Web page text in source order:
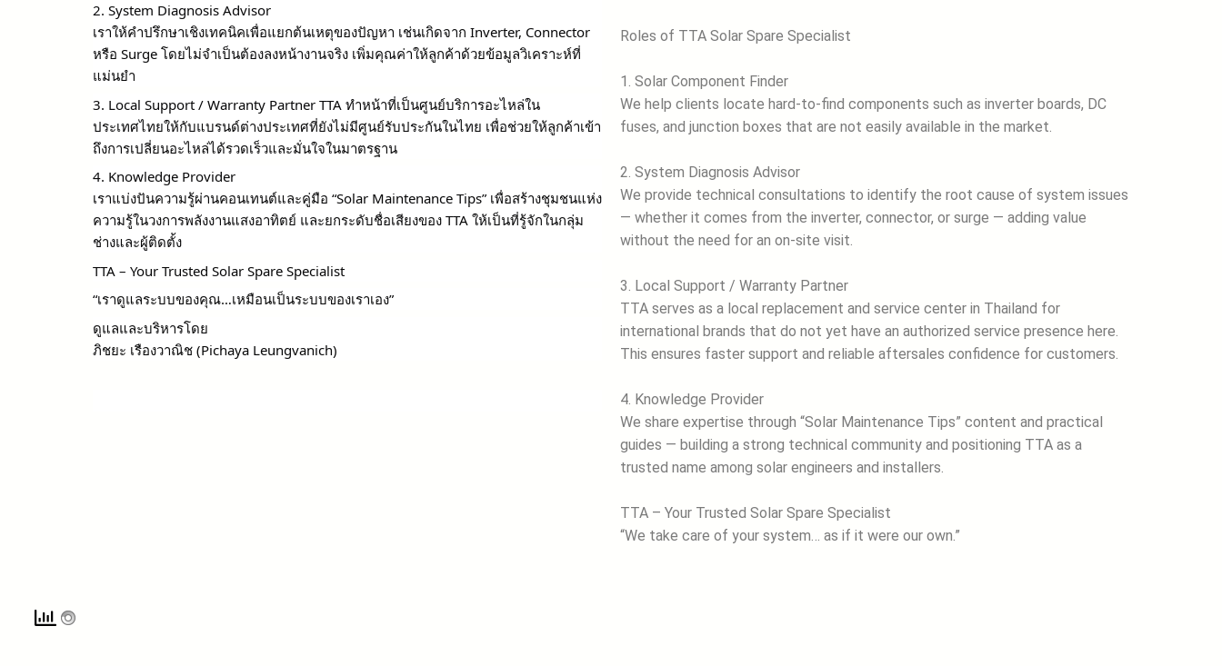
2. System Diagnosis Advisor
เราให้คำปรึกษาเชิงเทคนิคเพื่อแยกต้นเหตุของปัญหา เช่นเกิดจาก Inverter, Connector
หรือ Surge โดยไม่จำเป็นต้องลงหน้างานจริง เพิ่มคุณค่าให้ลูกค้าด้วยข้อมูลวิเคราะห์ที่
แม่นยำ
3. Local Support / Warranty Partner TTA ทำหน้าที่เป็นศูนย์บริการอะไหล่ใน
ประเทศไทยให้กับแบรนด์ต่างประเทศที่ยังไม่มีศูนย์รับประกันในไทย เพื่อช่วยให้ลูกค้าเข้า
ถึงการเปลี่ยนอะไหล่ได้รวดเร็วและมั่นใจในมาตรฐาน
4. Knowledge Provider
เราแบ่งปันความรู้ผ่านคอนเทนต์และคู่มือ “Solar Maintenance Tips” เพื่อสร้างชุมชนแห่ง
ความรู้ในวงการพลังงานแสงอาทิตย์ และยกระดับชื่อเสียงของ TTA ให้เป็นที่รู้จักในกลุ่ม
ช่างและผู้ติดตั้ง
TTA – Your Trusted Solar Spare Specialist
“เราดูแลระบบของคุณ…เหมือนเป็นระบบของเราเอง”
ดูแลและบริหารโดย
ภิชยะ เรืองวาณิช (Pichaya Leungvanich)
Roles of TTA Solar Spare Specialist
1. Solar Component Finder
We help clients locate hard-to-find components such as inverter boards, DC
fuses, and junction boxes that are not easily available in the market.
2. System Diagnosis Advisor
We provide technical consultations to identify the root cause of system issues
— whether it comes from the inverter, connector, or surge — adding value
without the need for an on-site visit.
3. Local Support / Warranty Partner
TTA serves as a local replacement and service center in Thailand for
international brands that do not yet have an authorized service presence here.
This ensures faster support and reliable aftersales confidence for customers.
4. Knowledge Provider
We share expertise through “Solar Maintenance Tips” content and practical
guides — building a strong technical community and positioning TTA as a
trusted name among solar engineers and installers.
TTA – Your Trusted Solar Spare Specialist
“We take care of your system… as if it were our own.”